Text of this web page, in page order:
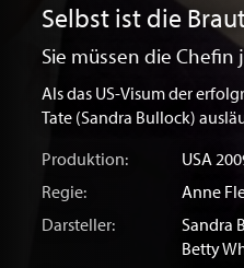
Selbst ist die
Sie müssen die Chefin
Als das US-Visum der
Tate (Sandra Bullock)
Produktion:
USA
Regie:
Anne
Darsteller:
Sandra
Betty